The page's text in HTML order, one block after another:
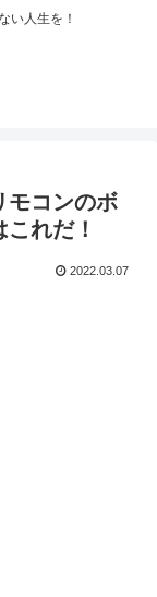
い人生を！
モコンのボ
れだ！
2022.03.07